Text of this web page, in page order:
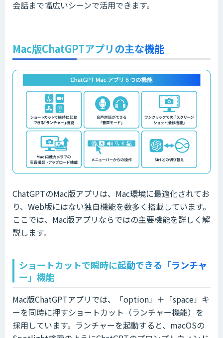
会話まで幅広いシーンで活用できます。
Mac版ChatGPTアプリの主な機能
ChatGPTのMac版アプリは、Mac環境に最適化されてお
り、Web版にはない独自機能を数多く搭載しています。
ここでは、Mac版アプリならではの主要機能を詳しく解
説します。
ショートカットで瞬時に起動できる「ランチャ
ー」機能
Mac版ChatGPTアプリでは、「option」＋「space」キ
ーを同時に押すショートカット（ランチャー機能）を
採用しています。ランチャーを起動すると、macOSの